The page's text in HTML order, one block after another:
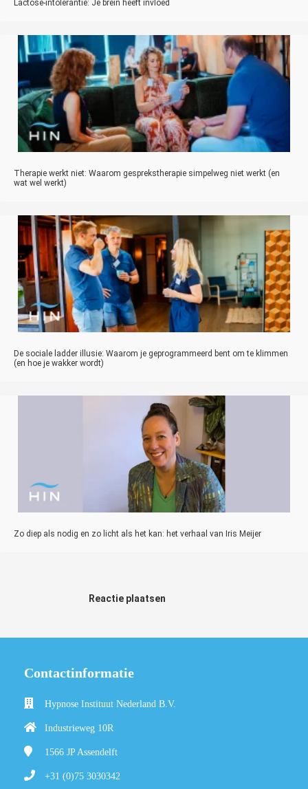
Lactose-intolerantie: Je brein heeft invloed
Therapie werkt niet: Waarom gesprekstherapie simpelweg niet werkt (en
wat wel werkt)
De sociale ladder illusie: Waarom je geprogrammeerd bent om te klimmen
(en hoe je wakker wordt)
Zo diep als nodig en zo licht als het kan: het verhaal van Iris Meijer
Reactie plaatsen
Contactinformatie
Hypnose Instituut Nederland B.V.
Industrieweg 10R
1566 JPAssendelft
+31 (0)75 3030342